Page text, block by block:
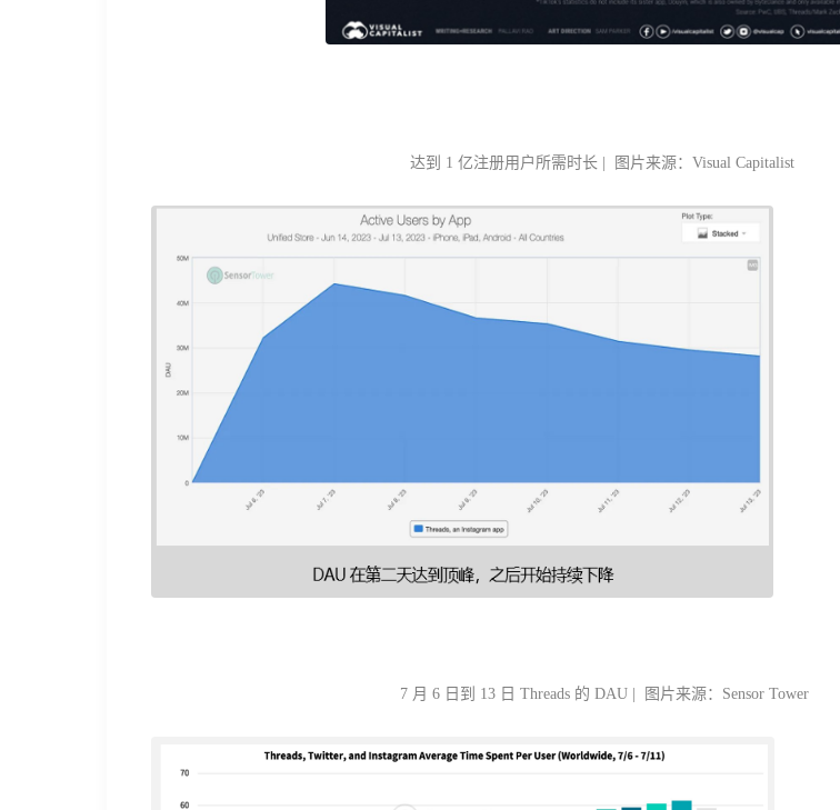
达到 1 亿注册用户所需时长 | 图片来源：Visual Capitalist
7 月 6 日到 13 日 Threads 的 DAU | 图片来源：Sensor Tower